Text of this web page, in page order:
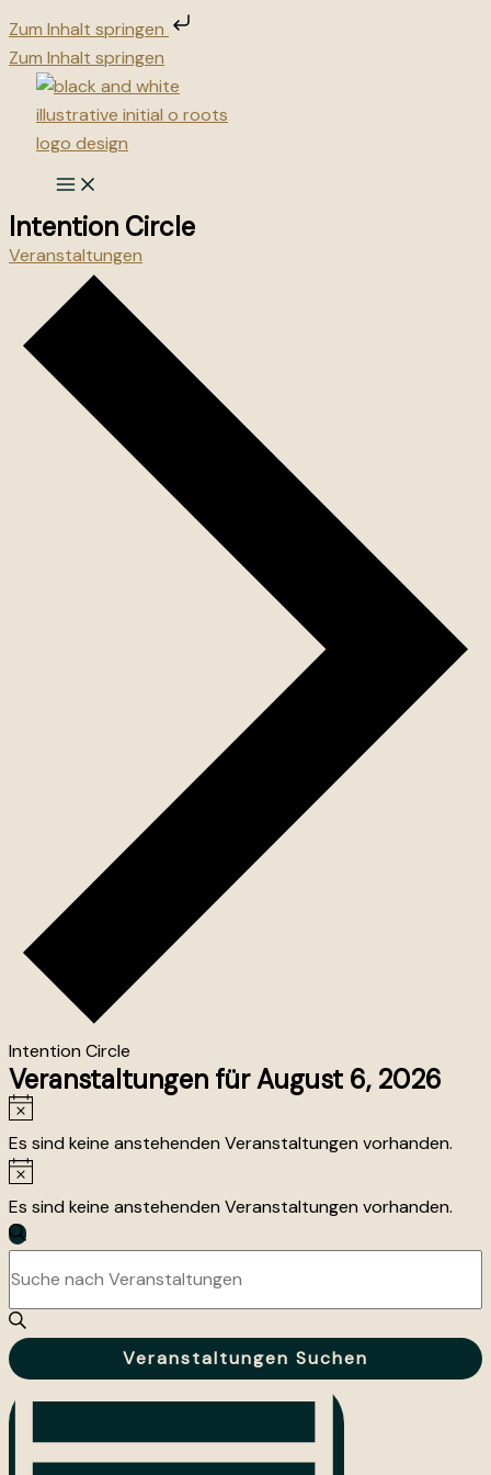
Zum Inhalt springen
Zum Inhalt springen
Intention Circle
Veranstaltungen
Intention Circle
Veranstaltungen für August 6, 2026
Es sind keine anstehenden Veranstaltungen vorhanden.
Es sind keine anstehenden Veranstaltungen vorhanden.
Veranstaltungen
Suche
und
Ansichten,
Navigation
Suche
Schlüsselwort
eingeben.
Suche
nach
Veranstaltungen
Veranstaltungen Suchen
Ansichten-
Navigation